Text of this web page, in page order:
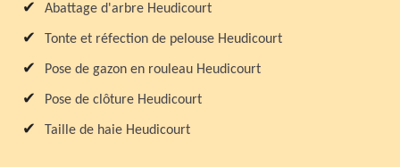
Abattage d'arbre Heudicourt
Tonte et réfection de pelouse Heudicourt
Pose de gazon en rouleau Heudicourt
Pose de clôture Heudicourt
Taille de haie Heudicourt